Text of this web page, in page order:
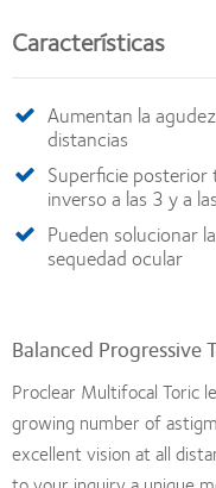
Características
Aumentan la
distancias
Superficie posterior
inverso a las 3 y a
Pueden solucionar
sequedad ocular
Balanced Progressive
Proclear Multifocal Toric
growing number of
excellent vision at all